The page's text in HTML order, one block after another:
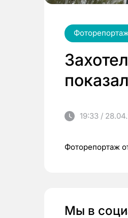
19:33 /
Фоторепортаж
Мы в